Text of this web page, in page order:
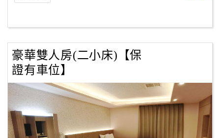
服
絡
單
Line
線
上
客
豪華雙人房(二小床)【保
證有車位】